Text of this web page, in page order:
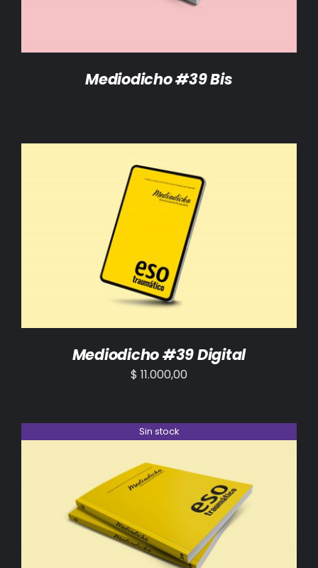
Mediodicho #39 Bis
AÑADIR AL CARRITO /
Mediodicho #39 Digital
$ 11.000,00
Sin stock